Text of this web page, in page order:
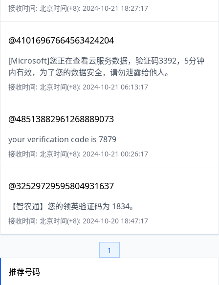
接收时间: 北京时间(+8): 2024-10-21 18:27:17
@41016967664563424204
[Microsoft]您正在查看云服务数据，验证码3392，5分钟
内有效，为了您的数据安全，请勿泄露给他人。
接收时间: 北京时间(+8): 2024-10-21 06:13:17
@48513882961268889073
your verification code is 7879
接收时间: 北京时间(+8): 2024-10-21 00:26:17
@32529729595804931637
【智农通】您的领英验证码为 1834。
接收时间: 北京时间(+8): 2024-10-20 18:47:17
1
推荐号码